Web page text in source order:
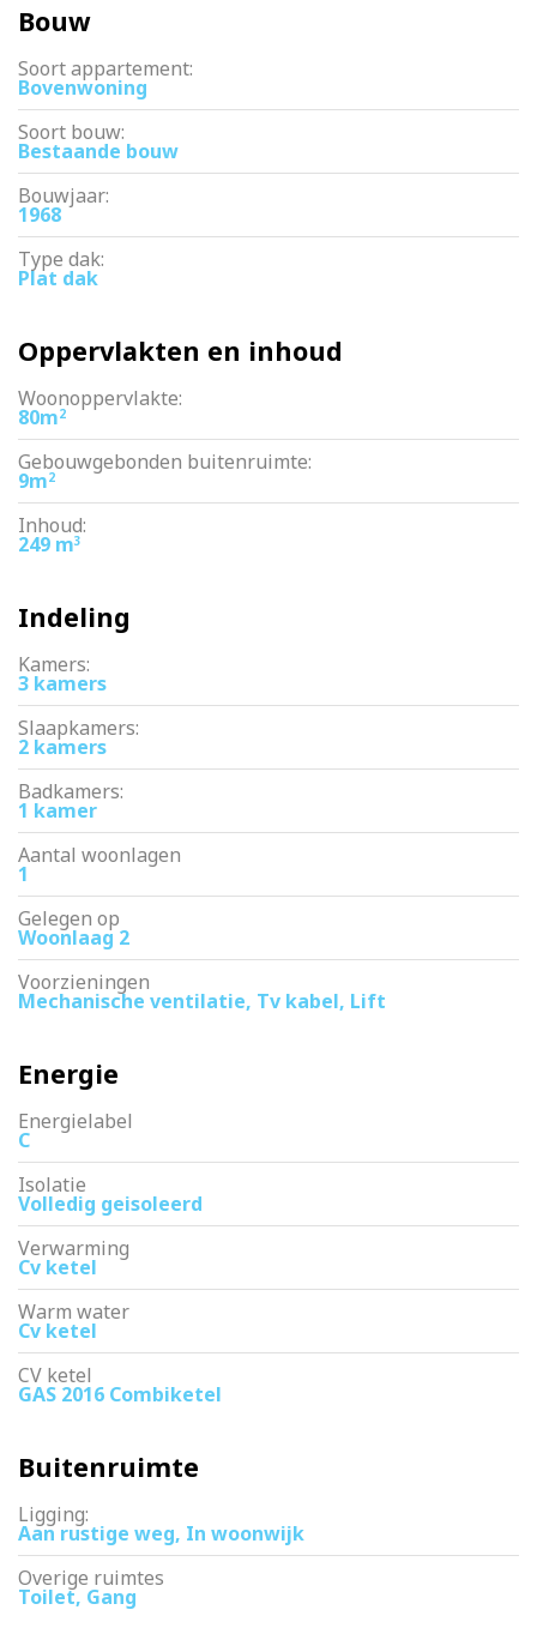
Bouw
Soort appartement:
Bovenwoning
Soort bouw:
Bestaande bouw
Bouwjaar:
1968
Type dak:
Plat dak
Oppervlakten en inhoud
Woonoppervlakte:
80m2
Gebouwgebonden buitenruimte:
9m2
Inhoud:
249 m3
Indeling
Kamers:
3 kamers
Slaapkamers:
2 kamers
Badkamers:
1 kamer
Aantal woonlagen
1
Gelegen op
Woonlaag 2
Voorzieningen
Mechanische ventilatie, Tv kabel, Lift
Energie
Energielabel
C
Isolatie
Volledig geisoleerd
Verwarming
Cv ketel
Warm water
Cv ketel
CV ketel
GAS 2016 Combiketel
Buitenruimte
Ligging:
Aan rustige weg, In woonwijk
Overige ruimtes
Toilet, Gang